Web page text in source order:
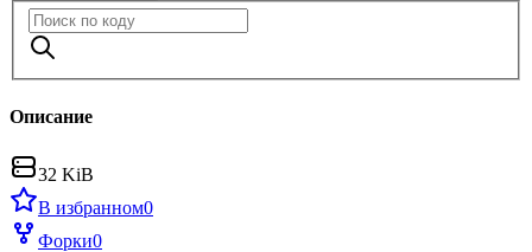
Описание
32 KiB
В избранном0
Форки0